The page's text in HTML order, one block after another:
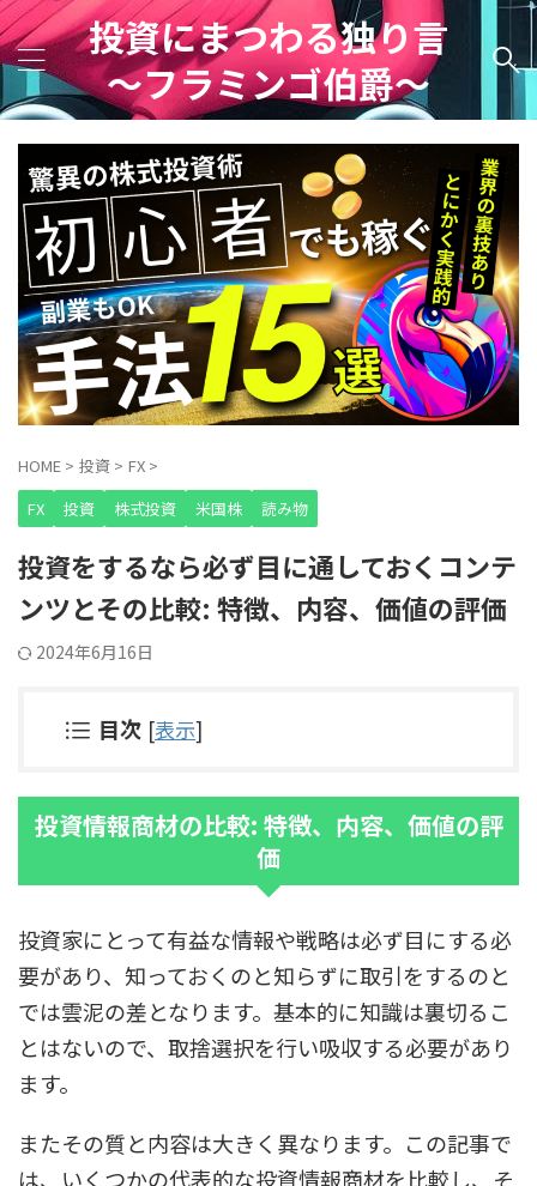
投資にまつわる独り言
～フラミンゴ伯爵～
HOME > 投資 > FX >
FX
投資 株式投資 米国株 読み物
投資をするなら必ず目に通しておくコンテ
ンツとその比較: 特徴、内容、価値の評価
2024年6月16日
目次 [表示]
投資情報商材の比較: 特徴、内容、価値の評
価
投資家にとって有益な情報や戦略は必ず目にする必
要があり、知っておくのと知らずに取引をするのと
では雲泥の差となります。基本的に知識は裏切るこ
とはないので、取捨選択を行い吸収する必要があり
ます。
またその質と内容は大きく異なります。この記事で
は、いくつかの代表的な投資情報商材を比較し、そ